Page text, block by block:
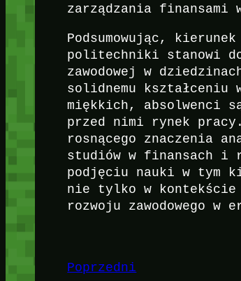
zarządzania finansami
Podsumowując,
politechniki stanowi
zawodowej w
solidnemu
miękkich, absolwenci
przed nimi rynek
rosnącego znaczenia
studiów w finansach i
podjęciu nauki w tym
nie tylko w
rozwoju zawodowego w
Poprzedni